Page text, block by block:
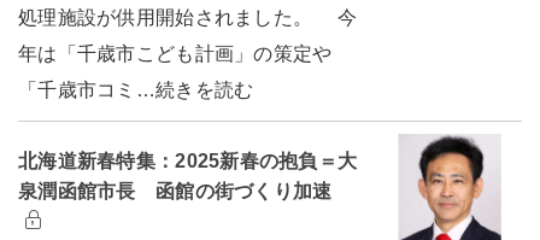
処理施設が供用開始されました。 今
年は「千歳市こども計画」の策定や
「千歳市コミ…続きを読む
北海道新春特集：2025新春の抱負＝大
泉潤函館市長 函館の街づくり加速